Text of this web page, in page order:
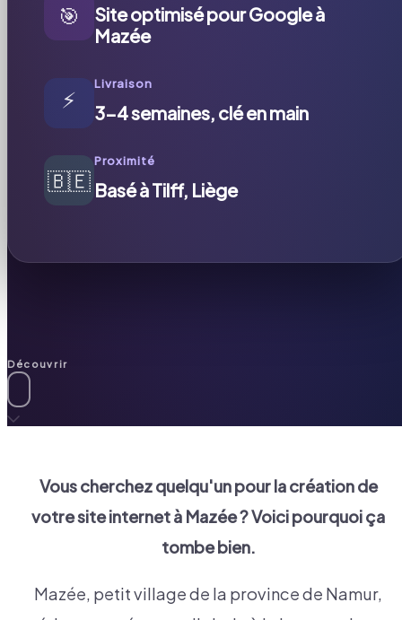
🎯
Site optimisé pour Google à
Mazée
⚡
Livraison
3-4 semaines, clé en main
🇧🇪
Proximité
Basé à Tilff, Liège
Découvrir
Vous cherchez quelqu'un pour la création de
votre site internet à Mazée? Voici pourquoi ça
tombe bien.
Mazée, petit village de la province de Namur,